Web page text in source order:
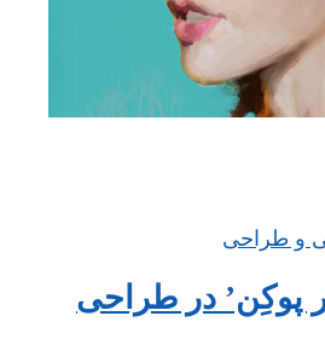
و طراحی
پوکِن’ در طراحی